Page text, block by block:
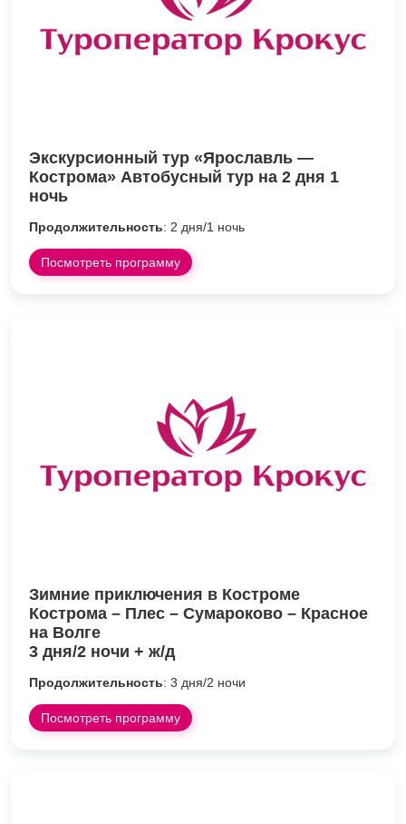
Экскурсионный тур «Ярославль —
Кострома» Автобусный тур на 2 дня 1
ночь
Продолжительность: 2 дня/1 ночь
Посмотреть программу
Зимние приключения в Костроме
Кострома – Плес – Сумароково – Красное
на Волге
3 дня/2 ночи + ж/д
Продолжительность: 3 дня/2 ночи
Посмотреть программу